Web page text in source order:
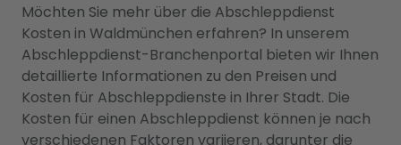
Möchten Sie mehr über die Abschleppdienst
Kosten in Waldmünchen erfahren? In unserem
Abschleppdienst-Branchenportal bieten wir Ihnen
detaillierte Informationen zu den Preisen und
Kosten für Abschleppdienste in Ihrer Stadt. Die
Kosten für einen Abschleppdienst können je nach
verschiedenen Faktoren variieren, darunter die